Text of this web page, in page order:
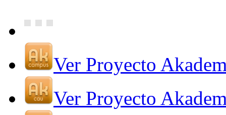
Ver Proyecto
Ver Proyecto